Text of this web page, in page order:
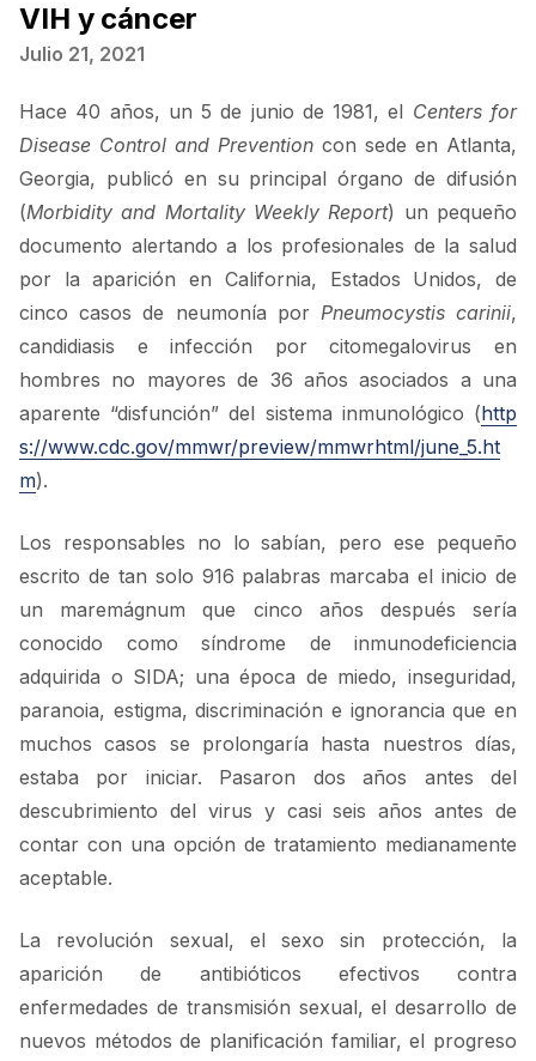
VIH y cáncer
Julio 21, 2021
Hace 40 años, un 5 de junio de 1981, el Centers for
Disease Control and Prevention con sede en Atlanta,
Georgia, publicó en su principal órgano de difusión
(Morbidity and Mortality Weekly Report) un pequeño
documento alertando a los profesionales de la salud
por la aparición en California, Estados Unidos, de
cinco casos de neumonía por Pneumocystis carinii,
candidiasis e infección por citomegalovirus en
hombres no mayores de 36 años asociados a una
aparente “disfunción” del sistema inmunológico (http
s://www.cdc.gov/mmwr/preview/mmwrhtml/june_5.ht
m).
Los responsables no lo sabían, pero ese pequeño
escrito de tan solo 916 palabras marcaba el inicio de
un maremágnum que cinco años después sería
conocido como síndrome de inmunodeficiencia
adquirida o SIDA; una época de miedo, inseguridad,
paranoia, estigma, discriminación e ignorancia que en
muchos casos se prolongaría hasta nuestros días,
estaba por iniciar. Pasaron dos años antes del
descubrimiento del virus y casi seis años antes de
contar con una opción de tratamiento medianamente
aceptable.
La revolución sexual, el sexo sin protección, la
aparición de antibióticos efectivos contra
enfermedades de transmisión sexual, el desarrollo de
nuevos métodos de planificación familiar, el progreso